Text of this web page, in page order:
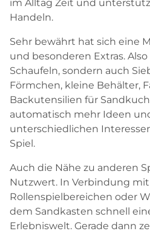
im Alltag Zeit und
Handeln.
Sehr bewährt hat sich eine
und besonderen Extras.
Schaufeln, sondern auch
Förmchen, kleine Behälter,
Backutensilien für
automatisch mehr Ideen
unterschiedlichen
Spiel.
Auch die Nähe zu anderen
Nutzwert. In Verbindung
Rollenspielbereichen oder
dem Sandkasten schnell
Erlebniswelt. Gerade dann